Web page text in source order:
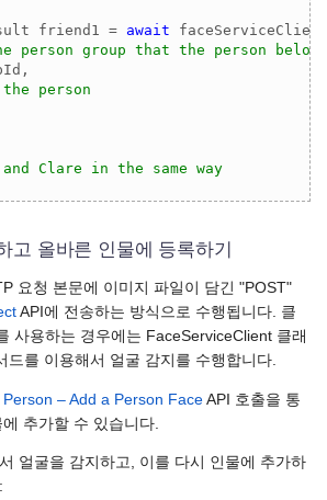
friend1 = await
group that the person
person
Clare in the same way
고 올바른 인물에 등록하기
요청 본문에 이미지 파일이 담긴 "POST"
API에 전송하는 방식으로 수행됩니다. 클
사용하는 경우에는 FaceServiceClient 클래
드를 이용해서 얼굴 감지를 수행합니다.
Person – Add a Person Face API 호출을 통
추가할 수 있습니다.
얼굴을 감지하고, 이를 다시 인물에 추가하